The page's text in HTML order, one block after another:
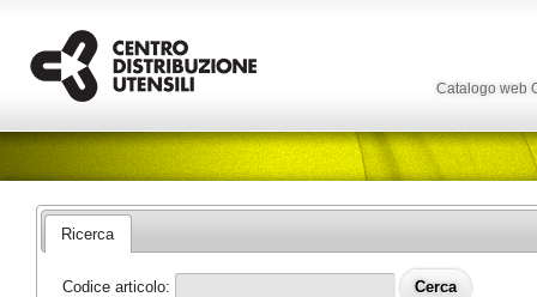
Catalogo web
Ricerca
Codice articolo: